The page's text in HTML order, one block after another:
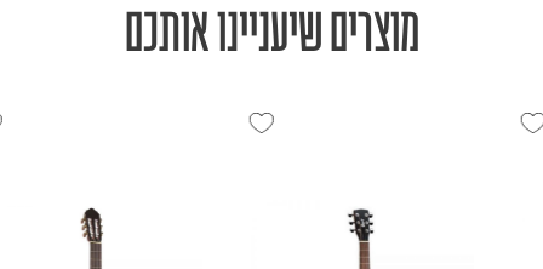
מוצרים שיעניינו אותכם